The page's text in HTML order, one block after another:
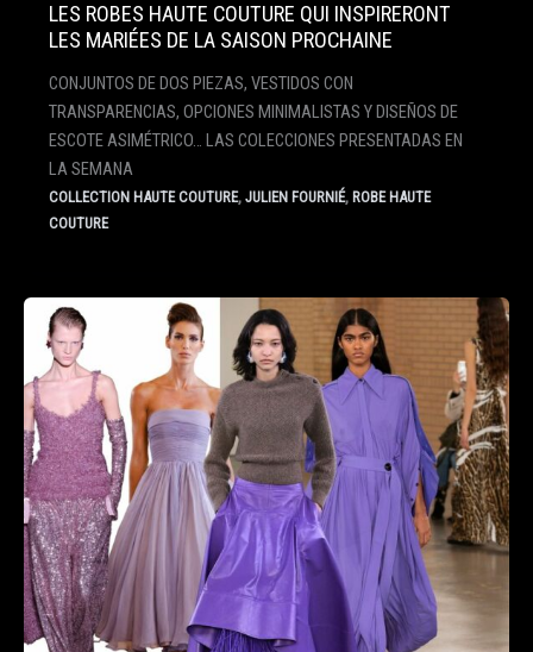
LES ROBES HAUTE COUTURE QUI INSPIRERONT
LES MARIÉES DE LA SAISON PROCHAINE
CONJUNTOS DE DOS PIEZAS, VESTIDOS CON
TRANSPARENCIAS, OPCIONES MINIMALISTAS Y DISEÑOS DE
ESCOTE ASIMÉTRICO… LAS COLECCIONES PRESENTADAS EN
LA SEMANA
COLLECTION HAUTE COUTURE, JULIEN FOURNIÉ, ROBE HAUTE
COUTURE